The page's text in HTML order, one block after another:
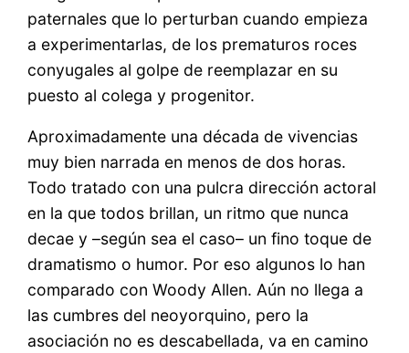
paternales que lo perturban cuando empieza
a experimentarlas, de los prematuros roces
conyugales al golpe de reemplazar en su
puesto al colega y progenitor.
Aproximadamente una década de vivencias
muy bien narrada en menos de dos horas.
Todo tratado con una pulcra dirección actoral
en la que todos brillan, un ritmo que nunca
decae y –según sea el caso– un fino toque de
dramatismo o humor. Por eso algunos lo han
comparado con Woody Allen. Aún no llega a
las cumbres del neoyorquino, pero la
asociación no es descabellada, va en camino